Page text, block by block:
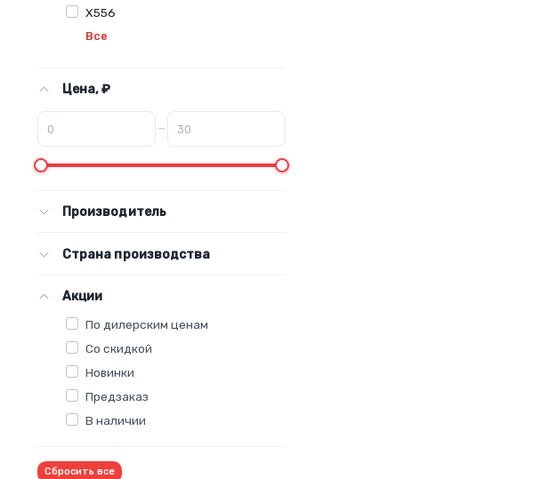
X556
Все
Цена, ₽
–
Производитель
Страна производства
Акции
По дилерским ценам
Со скидкой
Новинки
Предзаказ
В наличии
Сбросить все